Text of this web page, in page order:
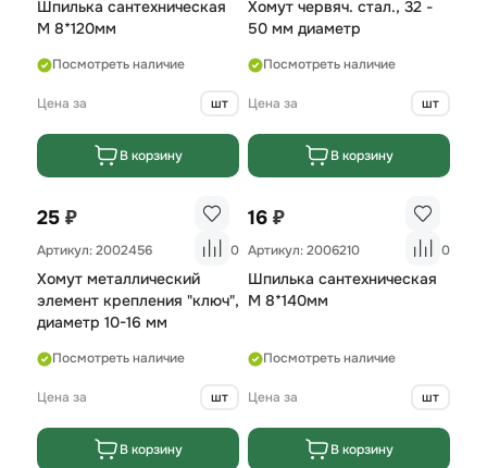
Шпилька сантехническая
М 8*120мм
Посмотреть наличие
Цена за шт
В корзину
Хомут червяч. стал., 32 -
50 мм диаметр
Посмотреть наличие
Цена за шт
В корзину
25 ₽
Артикул: 2002456 0
Хомут металлический
элемент крепления "ключ",
диаметр 10-16 мм
Посмотреть наличие
Цена за шт
В корзину
16 ₽
Артикул: 2006210 0
Шпилька сантехническая
М 8*140мм
Посмотреть наличие
Цена за шт
В корзину